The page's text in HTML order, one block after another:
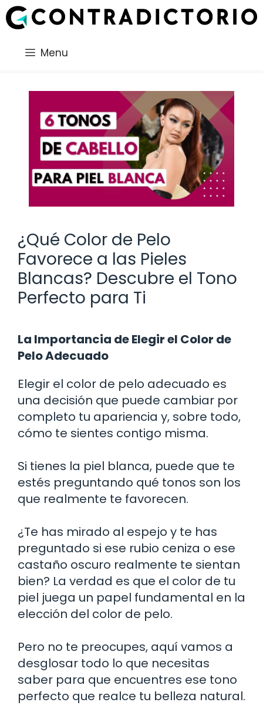
Saltar
al
Menu
¿Qué Color de Pelo
Favorece a las Pieles
Blancas? Descubre el Tono
Perfecto para Ti
La Importancia de Elegir el Color de
Pelo Adecuado
Elegir el color de pelo adecuado es
una decisión que puede cambiar por
completo tu apariencia y, sobre todo,
cómo te sientes contigo misma.
Si tienes la piel blanca, puede que te
estés preguntando qué tonos son los
que realmente te favorecen.
¿Te has mirado al espejo y te has
preguntado si ese rubio ceniza o ese
castaño oscuro realmente te sientan
bien? La verdad es que el color de tu
piel juega un papel fundamental en la
elección del color de pelo.
Pero no te preocupes, aquí vamos a
desglosar todo lo que necesitas
saber para que encuentres ese tono
perfecto que realce tu belleza natural.